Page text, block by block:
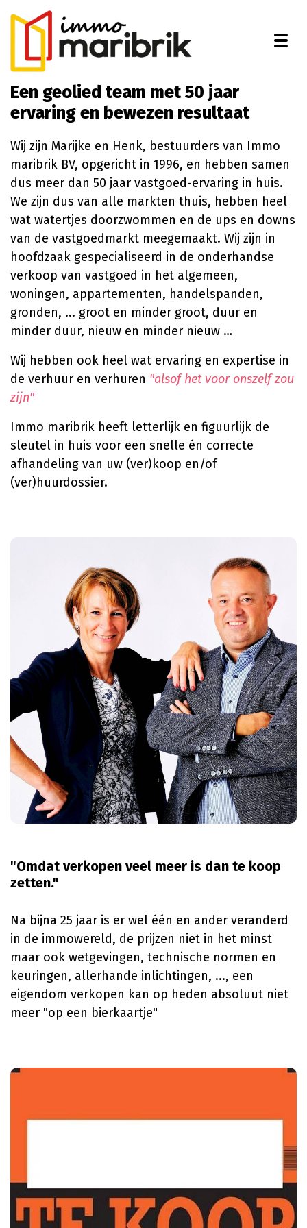
Een geolied team met 50 jaar
ervaring en bewezen resultaat
Wij zijn Marijke en Henk, bestuurders van Immo
maribrik BV, opgericht in 1996, en hebben samen
dus meer dan 50 jaar vastgoed-ervaring in huis.
We zijn dus van alle markten thuis, hebben heel
wat watertjes doorzwommen en de ups en downs
van de vastgoedmarkt meegemaakt. Wij zijn in
hoofdzaak gespecialiseerd in de onderhandse
verkoop van vastgoed in het algemeen,
woningen, appartementen, handelspanden,
gronden, ... groot en minder groot, duur en
minder duur, nieuw en minder nieuw …
Wij hebben ook heel wat ervaring en expertise in
de verhuur en verhuren "alsof het voor onszelf zou
zijn"
Immo maribrik heeft letterlijk en figuurlijk de
sleutel in huis voor een snelle én correcte
afhandeling van uw (ver)koop en/of
(ver)huurdossier.
"Omdat verkopen veel meer is dan te koop
zetten."
Na bijna 25 jaar is er wel één en ander veranderd
in de immowereld, de prijzen niet in het minst
maar ook wetgevingen, technische normen en
keuringen, allerhande inlichtingen, ..., een
eigendom verkopen kan op heden absoluut niet
meer "op een bierkaartje"